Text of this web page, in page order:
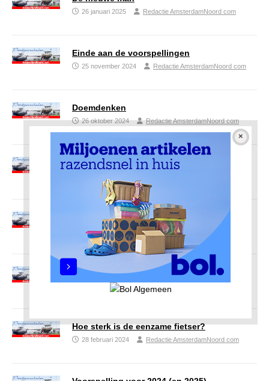
26 januari 2025 Redactie AmsterdamNoord com
Einde aan de voorspellingen
25 november 2024 Redactie AmsterdamNoord com
Doemdenken
26 oktober 2024 Redactie AmsterdamNoord com
De 14 gedragsregels
Dame op hakken
28 augustus 2024 Redactie AmsterdamNoord com
Het pontje naar Preveli
1 juli 2024 Redactie AmsterdamNoord com
Hoe sterk is de eenzame fietser?
28 februari 2024 Redactie AmsterdamNoord com